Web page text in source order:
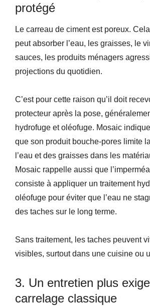
protégé
Le carreau de ciment est poreux. Cela
peut absorber l’eau, les graisses, le
sauces, les produits ménagers
projections du quotidien.
C’est pour cette raison qu’il doit
protecteur après la pose,
hydrofuge et oléofuge. Mosaic
que son produit bouche-pores limite
l’eau et des graisses dans les
Mosaic rappelle aussi que
consiste à appliquer un traitement
oléofuge pour éviter que l’eau ne
des taches sur le long terme.
Sans traitement, les taches peuvent
visibles, surtout dans une cuisine ou
3. Un entretien plus
carrelage classique